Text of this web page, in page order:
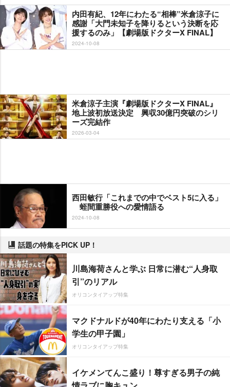
内田有紀、12年にわたる“相棒”米倉涼子に
感謝「大門未知子を降りるという決断を応
援するのみ」【劇場版ドクターX FINAL】
2024-10-08
米倉涼子主演『劇場版ドクターX FINAL』
地上波初放送決定 興収30億円突破のシリ
ーズ完結作
2026-03-04
西田敏行「これまでの中でベスト5に入る」
蛭間重勝役への愛情語る
2024-10-08
話題の特集をPICK UP！
川島海荷さんと学ぶ 日常に潜む“人身取
引”のリアル
オリコンタイアップ特集
マクドナルドが40年にわたり支える「小
学生の甲子園」
オリコンタイアップ特集
イケメンてんこ盛り！尊すぎる男子の純